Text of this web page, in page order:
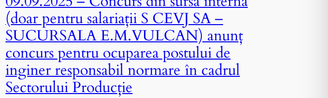
(doar pentru salariații S CEVJ SA –
SUCURSALA E.M.VULCAN) anunț
concurs pentru ocuparea postului de
inginer responsabil normare în cadrul
Sectorului Producție